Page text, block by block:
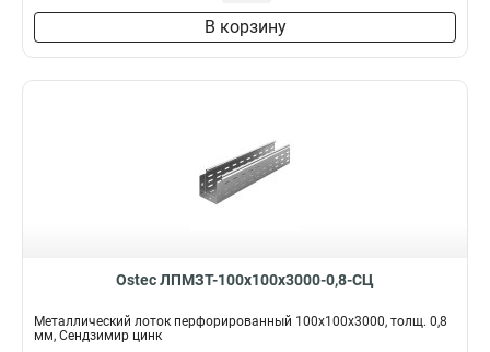
В корзину
Ostec ЛПМЗТ-100х100х3000-0,8-СЦ
Металлический лоток перфорированный 100х100х3000, толщ. 0,8
мм, Сендзимир цинк